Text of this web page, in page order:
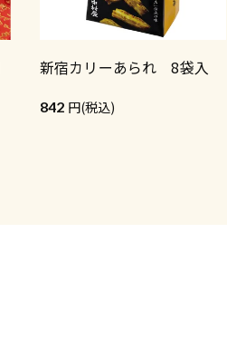
新宿カリーあられ 8袋入
842 (税込)